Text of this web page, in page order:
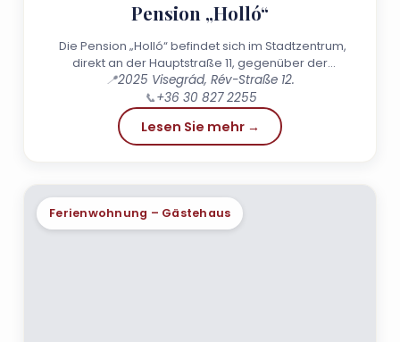
Pension „Holló“
Die Pension „Holló“ befindet sich im Stadtzentrum,
direkt an der Hauptstraße 11, gegenüber der
Fähranlegestelle von Nagymaros,...
📍2025 Visegrád, Rév-Straße 12.
📞+36 30 827 2255
Lesen Sie mehr →
Ferienwohnung – Gästehaus